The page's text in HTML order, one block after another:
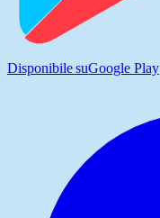
Disponibile suGoogle Play